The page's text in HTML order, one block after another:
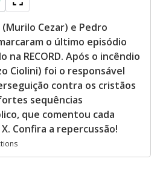
Cezar) e Pedro
o último episódio
na RECORD. Após o incêndio
Ciolini) foi o responsável
contra os cristãos
sequências
que comentou cada
Confira a repercussão!